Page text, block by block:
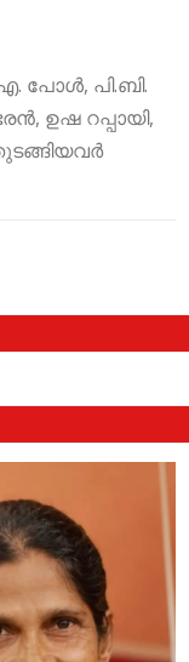
പോൾ, പി.ബി.
ഉഷ റപ്പായി,